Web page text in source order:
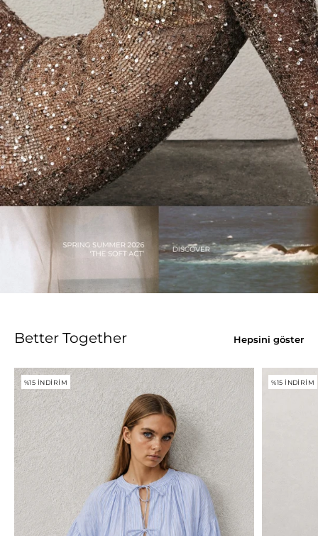
Better Together Hepsini göster
%15 İNDIRIM %15 İNDIRIM